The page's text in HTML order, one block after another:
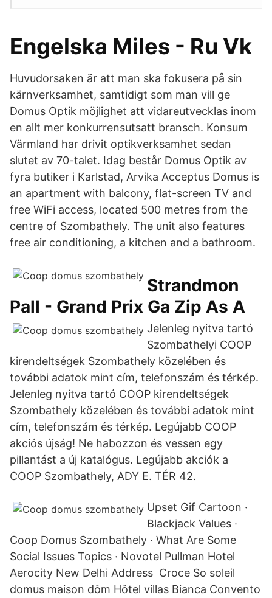
Engelska Miles - Ru Vk
Huvudorsaken är att man ska fokusera på sin
kärnverksamhet, samtidigt som man vill ge
Domus Optik möjlighet att vidareutvecklas inom
en allt mer konkurrensutsatt bransch. Konsum
Värmland har drivit optikverksamhet sedan
slutet av 70-talet. Idag består Domus Optik av
fyra butiker i Karlstad, Arvika Acceptus Domus is
an apartment with balcony, flat-screen TV and
free WiFi access, located 500 metres from the
centre of Szombathely. The unit also features
free air conditioning, a kitchen and a bathroom.
Strandmon
Pall - Grand Prix Ga Zip As A
Jelenleg nyitva tartó
Szombathelyi COOP
kirendeltségek Szombathely közelében és
további adatok mint cím, telefonszám és térkép.
Jelenleg nyitva tartó COOP kirendeltségek
Szombathely közelében és további adatok mint
cím, telefonszám és térkép. Legújabb COOP
akciós újság! Ne habozzon és vessen egy
pillantást a új katalógus. Legújabb akciók a
COOP Szombathely, ADY E. TÉR 42.
Upset Gif Cartoon ·
Blackjack Values ·
Coop Domus Szombathely · What Are Some
Social Issues Topics · Novotel Pullman Hotel
Aerocity New Delhi Address Croce So soleil
domus maison dôm Hôtel villas Bianca Convento